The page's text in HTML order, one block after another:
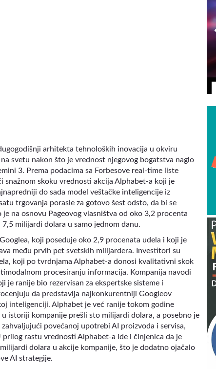
arhitekta tehnoloških inovacija u okviru
svetu nakon što je vrednost njegovog bogatstva naglo
3. Prema podacima sa Forbesove real-time liste
snažnom skoku vrednosti akcija Alphabet-a koji je
do sada model veštačke inteligencije iz
trgovanja porasle za gotovo šest odsto, da bi se
na osnovu Pageovog vlasništva od oko 3,2 procenta
milijardi dolara u samo jednom danu.
koji poseduje oko 2,9 procenata udela i koji je
među prvih pet svetskih milijardera. Investitori su
koji po tvrdnjama Alphabet-a donosi kvalitativni skok
procesiranju informacija. Kompanija navodi
je ranije bio rezervisan za ekspertske sisteme i
da predstavlja najkonkurentniji Googleov
inteligenciji. Alphabet je već ranije tokom godine
istoriji kompanije prešli sto milijardi dolara, a posebno je
povećanoj upotrebi AI proizvoda i servisa,
rastu vrednosti Alphabet-a ide i činjenica da je
dolara u akcije kompanije, što je dodatno ojačalo
AI strategije.